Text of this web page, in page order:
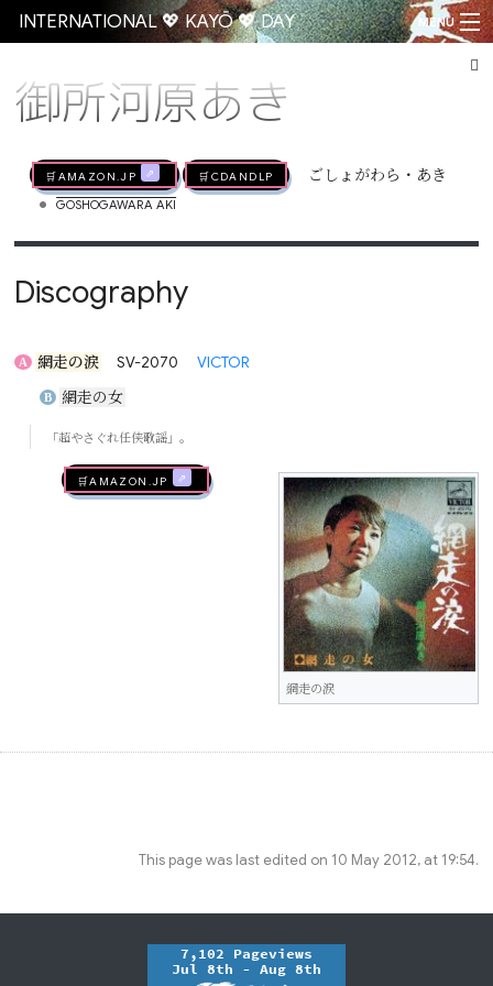
INTERNATIONAL 💖 KAYŌ 💖 DAY MENU
御所河原あき
🛒AMAZON.jp 🛒CDandLP ごしょがわら・あき
• GOSHOGAWARA AKI
Discography
A 網走の涙 SV-2070 VICTOR
B 網走の女
「超やさぐれ任侠歌謡」。
網走の涙
🛒AMAZON.jp
This page was last edited on 10 May 2012, at 19:54.